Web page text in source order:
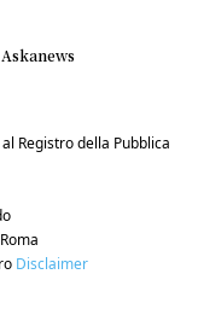
Askanews
Registro della Pubblica
Disclaimer